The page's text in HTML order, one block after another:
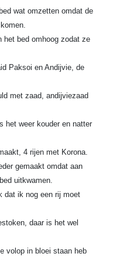
wat omzetten omdat de
het bed omhoog zodat ze
Paksoi en Andijvie, de
met zaad, andijviezaad
het weer kouder en natter
4 rijen met Korona.
gemaakt omdat aan
uitkwamen.
dat ik nog een rij moet
daar is het wel
volop in bloei staan heb